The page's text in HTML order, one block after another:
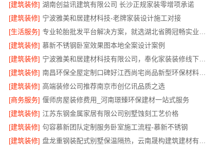
[建筑装修] 湖南创益讯建筑有限公司 长沙正规家装零增项承诺
[建筑装修] 宁波雅美和居建材科技-老牌家装设计施工对接
[生活服务]
[建筑装修] 慕新不锈钢卧室效果图本地全案设计案例
[建筑装修]
宁波雅美和居建材科技有限公司，奉化家装装修线下门店地址
[建筑装修]
南昌环保全屋定制口碑好江西尚宅尚品新型环保材料有限公司
[建筑装修] 高端装修公司推荐南京市创亿讯品质之选
[商务服务] 偃师房屋装修费用_河南璟臻环保建材一站式服务
[建筑装修] 江苏东钢金属家居有限公司别墅蚀刻工艺价格
[建筑装修] 句容慕新团队定制服务卧室施工流程-慕新不锈钢
[建筑装修]